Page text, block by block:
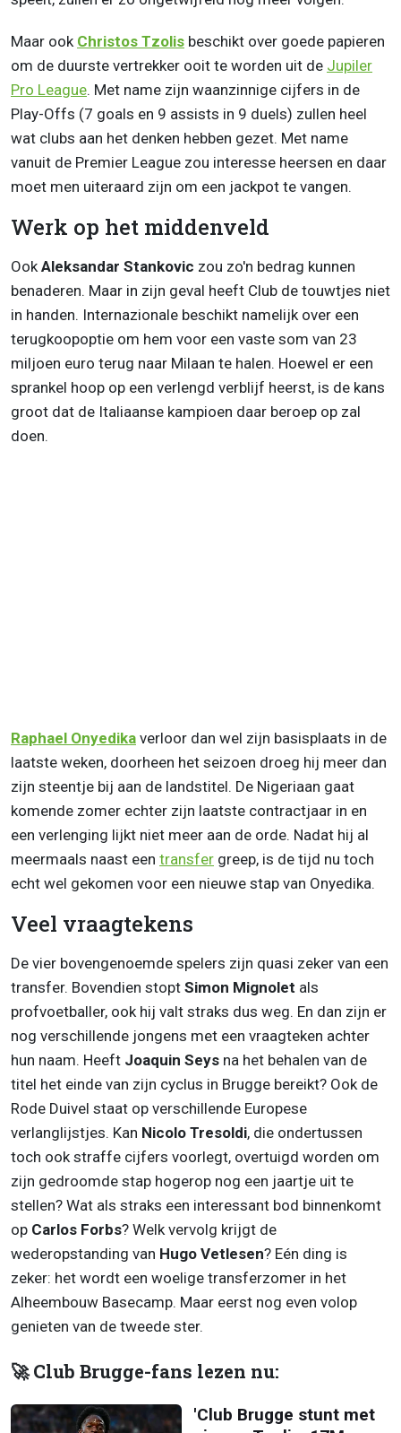
Maar ook Christos Tzolis beschikt over goede papieren
om de duurste vertrekker ooit te worden uit de Jupiler
Pro League. Met name zijn waanzinnige cijfers in de
Play-Offs (7 goals en 9 assists in 9 duels) zullen heel
wat clubs aan het denken hebben gezet. Met name
vanuit de Premier League zou interesse heersen en daar
moet men uiteraard zijn om een jackpot te vangen.
Werk op het middenveld
OokAleksandar Stankovic zou zo'n bedrag kunnen
benaderen. Maar in zijn geval heeft Club de touwtjes niet
in handen. Internazionale beschikt namelijk over een
terugkoopoptie om hem voor een vaste som van 23
miljoen euro terug naar Milaan te halen. Hoewel er een
sprankel hoop op een verlengd verblijf heerst, is de kans
groot dat de Italiaanse kampioen daar beroep op zal
doen.
Raphael Onyedika verloor dan wel zijn basisplaats in de
laatste weken, doorheen het seizoen droeg hij meer dan
zijn steentje bij aan de landstitel. De Nigeriaan gaat
komende zomer echter zijn laatste contractjaar in en
een verlenging lijkt niet meer aan de orde. Nadat hij al
meermaals naast een transfer greep, is de tijd nu toch
echt wel gekomen voor een nieuwe stap van Onyedika.
Veel vraagtekens
De vier bovengenoemde spelers zijn quasi zeker van een
transfer. Bovendien stopt Simon Mignolet als
profvoetballer, ook hij valt straks dus weg. En dan zijn er
nog verschillende jongens met een vraagteken achter
hun naam. Heeft Joaquin Seys na het behalen van de
titel het einde van zijn cyclus in Brugge bereikt? Ook de
Rode Duivel staat op verschillende Europese
verlanglijstjes. Kan Nicolo Tresoldi, die ondertussen
toch ook straffe cijfers voorlegt, overtuigd worden om
zijn gedroomde stap hogerop nog een jaartje uit te
stellen? Wat als straks een interessant bod binnenkomt
op Carlos Forbs? Welk vervolg krijgt de
wederopstanding van Hugo Vetlesen? Eén ding is
zeker: het wordt een woelige transferzomer in het
Alheembouw Basecamp. Maar eerst nog even volop
genieten van de tweede ster.
🚀 Club Brugge-fans lezen nu:
'Club Brugge stunt met